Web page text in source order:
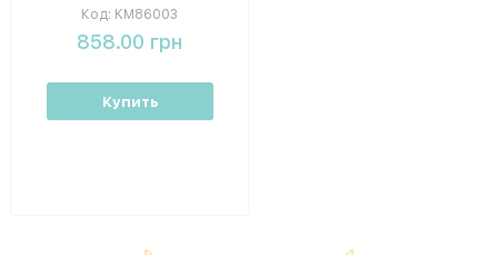
Код: KM86003
858.00 грн
Купить